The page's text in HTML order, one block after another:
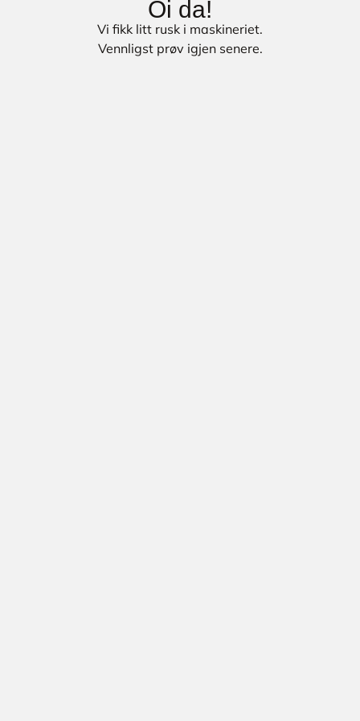
Oi da!
Vi fikk litt rusk i maskineriet.
Vennligst prøv igjen senere.